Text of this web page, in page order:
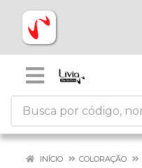
INÍCIO COLORAÇÃO